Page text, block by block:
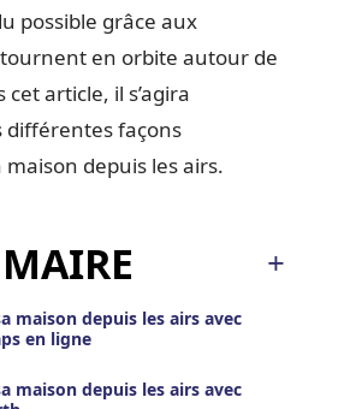
possible grâce aux
en orbite autour de
article, il s’agira
différentes façons
maison depuis les airs.
maison depuis les airs avec
en ligne
maison depuis les airs avec